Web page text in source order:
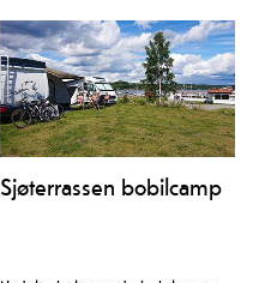
Sjøterrassen bobilcamp